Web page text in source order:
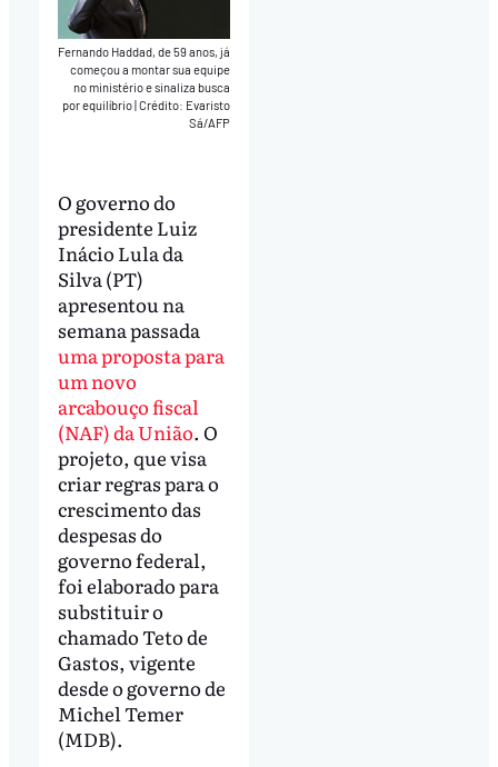
Fernando Haddad, de 59 anos, já
começou a montar sua equipe
no ministério e sinaliza busca
por equilíbrio Crédito: Evaristo
Sá/AFP
O governo do
presidente Luiz
Inácio Lula da
Silva (PT)
apresentou na
semana passada
uma proposta para
um novo
arcabouço fiscal
(NAF) da União. O
projeto, que visa
criar regras para o
crescimento das
despesas do
governo federal,
foi elaborado para
substituir o
chamado Teto de
Gastos, vigente
desde o governo de
Michel Temer
(MDB).